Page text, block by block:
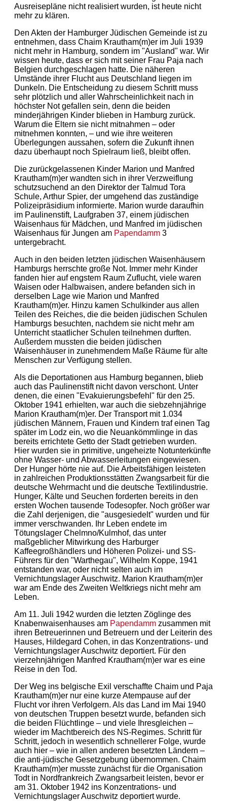
Ausreisepläne nicht realisiert wurden, ist heute nicht
mehr zu klären.
Den Akten der Hamburger Jüdischen Gemeinde ist zu
entnehmen, dass Chaim Krautham(m)er im Juli 1939
nicht mehr in Hamburg, sondern im "Ausland" war. Wir
wissen heute, dass er sich mit seiner Frau Paja nach
Belgien durchgeschlagen hatte. Die näheren
Umstände ihrer Flucht aus Deutschland liegen im
Dunkeln. Die Entscheidung zu diesem Schritt muss
sehr plötzlich und aller Wahrscheinlichkeit nach in
höchster Not gefallen sein, denn die beiden
minderjährigen Kinder blieben in Hamburg zurück.
Warum die Eltern sie nicht mitnahmen – oder
mitnehmen konnten, – und wie ihre weiteren
Überlegungen aussahen, sofern die Zukunft ihnen
dazu überhaupt noch Spielraum ließ, bleibt offen.
Die zurückgelassenen Kinder Marion und Manfred
Krautham(m)er wandten sich in ihrer Verzweiflung
schutzsuchend an den Direktor der Talmud Tora
Schule, Arthur Spier, der umgehend das zuständige
Polizeipräsidium informierte. Marion wurde daraufhin
im Paulinenstift, Laufgraben 37, einem jüdischen
Waisenhaus für Mädchen, und Manfred im jüdischen
Waisenhaus für Jungen am Papendamm 3
untergebracht.
Auch in den beiden letzten jüdischen Waisenhäusern
Hamburgs herrschte große Not. Immer mehr Kinder
fanden hier auf engstem Raum Zuflucht, viele waren
Waisen oder Halbwaisen, andere befanden sich in
derselben Lage wie Marion und Manfred
Krautham(m)er. Hinzu kamen Schulkinder aus allen
Teilen des Reiches, die die beiden jüdischen Schulen
Hamburgs besuchten, nachdem sie nicht mehr am
Unterricht staatlicher Schulen teilnehmen durften.
Außerdem mussten die beiden jüdischen
Waisenhäuser in zunehmendem Maße Räume für alte
Menschen zur Verfügung stellen.
Als die Deportationen aus Hamburg begannen, blieb
auch das Paulinenstift nicht davon verschont. Unter
denen, die einen "Evakuierungsbefehl" für den 25.
Oktober 1941 erhielten, war auch die siebzehnjährige
Marion Krautham(m)er. Der Transport mit 1.034
jüdischen Männern, Frauen und Kindern traf einen Tag
später im Lodz ein, wo die Neuankömmlinge in das
bereits errichtete Getto der Stadt getrieben wurden.
Hier wurden sie in primitive, ungeheizte Notunterkünfte
ohne Wasser- und Abwasserleitungen eingewiesen.
Der Hunger hörte nie auf. Die Arbeitsfähigen leisteten
in zahlreichen Produktionsstätten Zwangsarbeit für die
deutsche Wehrmacht und die deutsche Textilindustrie.
Hunger, Kälte und Seuchen forderten bereits in den
ersten Wochen tausende Todesopfer. Noch größer war
die Zahl derjenigen, die "ausgesiedelt" wurden und für
immer verschwanden. Ihr Leben endete im
Tötungslager Chelmno/Kulmhof, das unter
maßgeblicher Mitwirkung des Harburger
Kaffeegroßhändlers und Höheren Polizei- und SS-
Führers für den "Warthegau", Wilhelm Koppe, 1941
entstanden war, oder nicht selten auch im
Vernichtungslager Auschwitz. Marion Krautham(m)er
war am Ende des Zweiten Weltkriegs nicht mehr am
Leben.
Am 11. Juli 1942 wurden die letzten Zöglinge des
Knabenwaisenhauses am Papendamm zusammen mit
ihren Betreuerinnen und Betreuern und der Leiterin des
Hauses, Hildegard Cohen, in das Konzentrations- und
Vernichtungslager Auschwitz deportiert. Für den
vierzehnjährigen Manfred Krautham(m)er war es eine
Reise in den Tod.
Der Weg ins belgische Exil verschaffte Chaim und Paja
Krautham(m)er nur eine kurze Atempause auf der
Flucht vor ihren Verfolgern. Als das Land im Mai 1940
von deutschen Truppen besetzt wurde, befanden sich
die beiden Flüchtlinge – und viele Ihresgleichen –
wieder im Machtbereich des NS-Regimes. Schritt für
Schritt, jedoch in wesentlich schnellerer Folge, wurde
auch hier – wie in allen anderen besetzten Ländern –
die anti-jüdische Gesetzgebung übernommen. Chaim
Krautham(m)er musste zunächst für die Organisation
Todt in Nordfrankreich Zwangsarbeit leisten, bevor er
am 31. Oktober 1942 ins Konzentrations- und
Vernichtungslager Auschwitz deportiert wurde.